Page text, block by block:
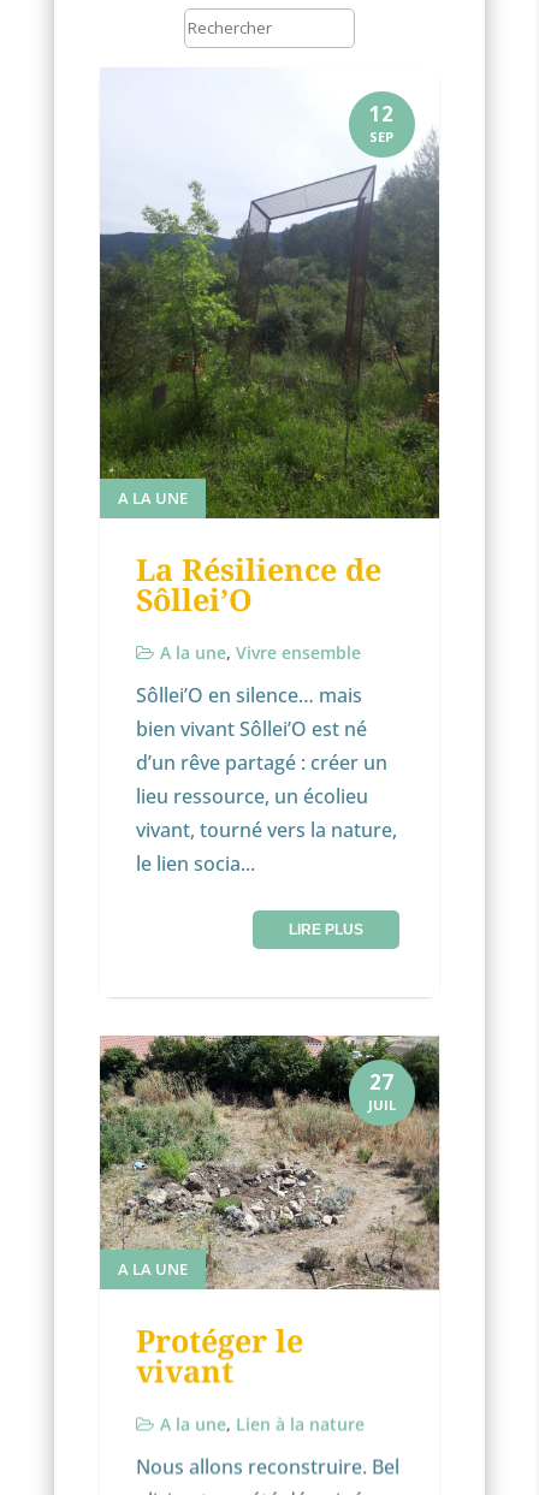
12
SEP
A LA UNE
La Résilience de
Sôllei’O
A la une,Vivre ensemble
Sôllei’O en silence… mais
bien vivant Sôllei’O est né
d’un rêve partagé : créer un
lieu ressource, un écolieu
vivant, tourné vers la nature,
le lien socia...
LIRE PLUS
27
JUIL
A LA UNE
Protéger le
vivant
A la une, Lien à la nature
Nous allons reconstruire. Bel